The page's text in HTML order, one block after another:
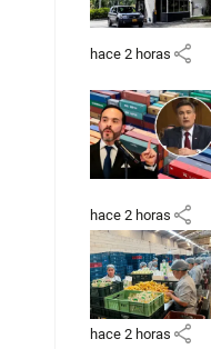
hace 2 horas share
hace 2 horas share
hace 2 horas share